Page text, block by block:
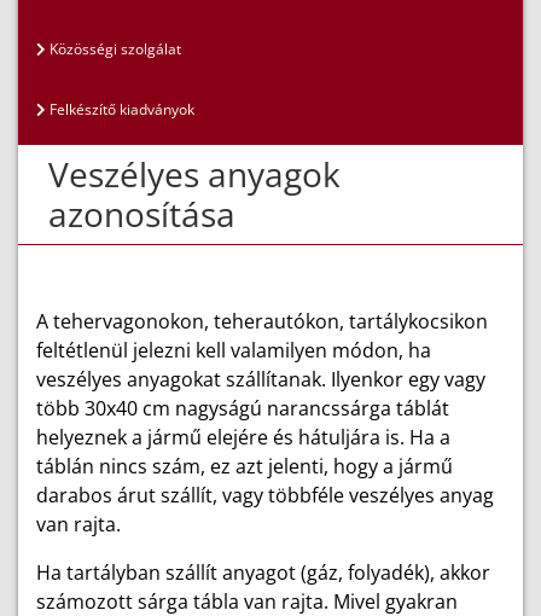
Közösségi szolgálat
Felkészítő kiadványok
Veszélyes anyagok
azonosítása
A tehervagonokon, teherautókon, tartálykocsikon
feltétlenül jelezni kell valamilyen módon, ha
veszélyes anyagokat szállítanak. Ilyenkor egy vagy
több 30x40 cm nagyságú narancssárga táblát
helyeznek a jármű elejére és hátuljára is. Ha a
táblán nincs szám, ez azt jelenti, hogy a jármű
darabos árut szállít, vagy többféle veszélyes anyag
van rajta.
Ha tartályban szállít anyagot (gáz, folyadék), akkor
számozott sárga tábla van rajta. Mivel gyakran